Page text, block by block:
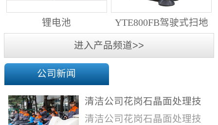
锂电池
YTE800FB驾驶式扫地
进入产品频道>>
公司新闻
清洁公司花岗石晶面处理技
术方案
清洁公司花岗石晶面处理技